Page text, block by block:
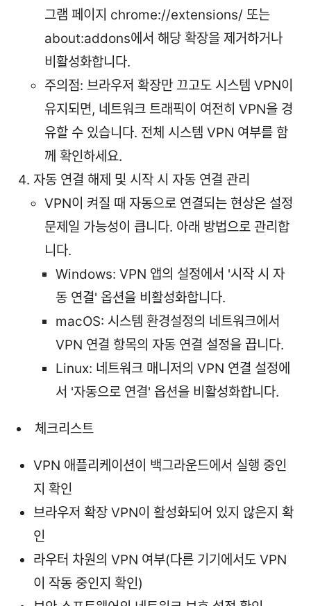
그램 페이지 chrome://extensions/ 또는
about:addons에서 해당 확장을 제거하거나
비활성화합니다.
주의점: 브라우저 확장만 끄고도 시스템 VPN이
유지되면, 네트워크 트래픽이 여전히 VPN을 경
유할 수 있습니다. 전체 시스템 VPN 여부를 함
께 확인하세요.
자동 연결 해제 및 시작 시 자동 연결 관리
VPN이 켜질 때 자동으로 연결되는 현상은 설정
문제일 가능성이 큽니다. 아래 방법으로 관리합
니다.
Windows: VPN 앱의 설정에서 '시작 시 자
동 연결' 옵션을 비활성화합니다.
macOS: 시스템 환경설정의 네트워크에서
VPN 연결 항목의 자동 연결 설정을 끕니다.
Linux: 네트워크 매니저의 VPN 연결 설정에
서 '자동으로 연결' 옵션을 비활성화합니다.
체크리스트
VPN 애플리케이션이 백그라운드에서 실행 중인
지 확인
브라우저 확장 VPN이 활성화되어 있지 않은지 확
인
라우터 차원의 VPN 여부(다른 기기에서도 VPN
이 작동 중인지 확인)